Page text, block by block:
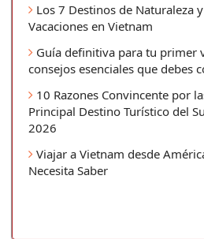
Los 7 Destinos de Naturaleza
Vacaciones en Vietnam
Guía definitiva para tu primer
consejos esenciales que debes
10 Razones Convincente por
Principal Destino Turístico del
2026
Viajar a Vietnam desde
Necesita Saber